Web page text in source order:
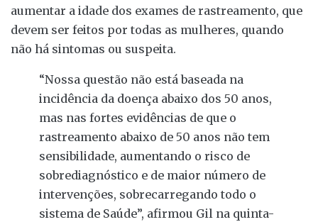
aumentar a idade dos exames de rastreamento, que
devem ser feitos por todas as mulheres, quando
não há sintomas ou suspeita.
“Nossa questão não está baseada na
incidência da doença abaixo dos 50 anos,
mas nas fortes evidências de que o
rastreamento abaixo de 50 anos não tem
sensibilidade, aumentando o risco de
sobrediagnóstico e de maior número de
intervenções, sobrecarregando todo o
sistema de Saúde”, afirmou Gil na quinta-